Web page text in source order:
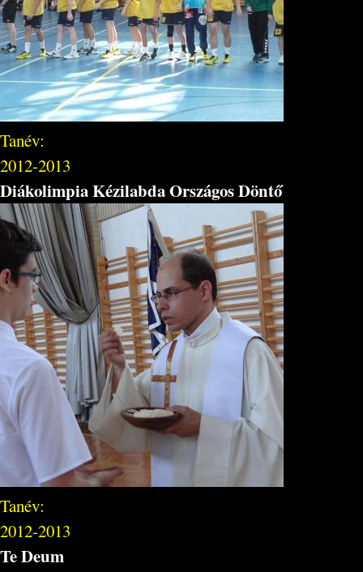
Tanév:
2012-2013
Diákolimpia Kézilabda Országos Döntő
Tanév:
2012-2013
Te Deum